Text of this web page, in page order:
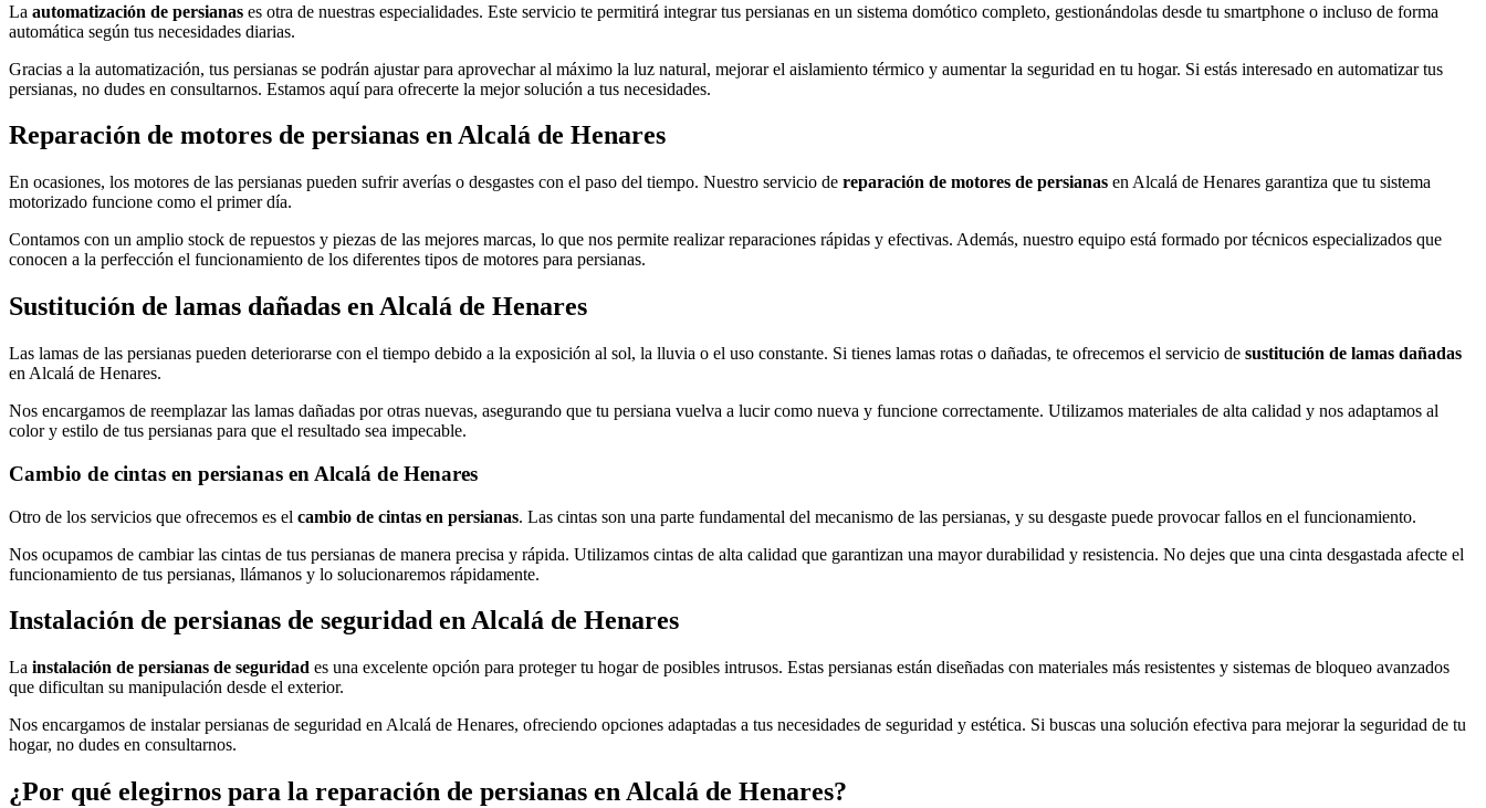
La automatización de persianas es otra de nuestras especialidades. Este servicio te permitirá integrar tus persianas en un sistema domótico completo, gestionándolas desde tu smartphone o incluso de forma
automática según tus necesidades diarias.
Gracias a la automatización, tus persianas se podrán ajustar para aprovechar al máximo la luz natural, mejorar el aislamiento térmico y aumentar la seguridad en tu hogar. Si estás interesado en automatizar tus
persianas, no dudes en consultarnos. Estamos aquí para ofrecerte la mejor solución a tus necesidades.
Reparación de motores de persianas en Alcalá de Henares
En ocasiones, los motores de las persianas pueden sufrir averías o desgastes con el paso del tiempo. Nuestro servicio de reparación de motores de persianas en Alcalá de Henares garantiza que tu sistema
motorizado funcione como el primer día.
Contamos con un amplio stock de repuestos y piezas de las mejores marcas, lo que nos permite realizar reparaciones rápidas y efectivas. Además, nuestro equipo está formado por técnicos especializados que
conocen a la perfección el funcionamiento de los diferentes tipos de motores para persianas.
Sustitución de lamas dañadas en Alcalá de Henares
Las lamas de las persianas pueden deteriorarse con el tiempo debido a la exposición al sol, la lluvia o el uso constante. Si tienes lamas rotas o dañadas, te ofrecemos el servicio de sustitución de lamas dañadas
en Alcalá de Henares.
Nos encargamos de reemplazar las lamas dañadas por otras nuevas, asegurando que tu persiana vuelva a lucir como nueva y funcione correctamente. Utilizamos materiales de alta calidad y nos adaptamos al
color y estilo de tus persianas para que el resultado sea impecable.
Cambio de cintas en persianas en Alcalá de Henares
Otro de los servicios que ofrecemos es el cambio de cintas en persianas. Las cintas son una parte fundamental del mecanismo de las persianas, y su desgaste puede provocar fallos en el funcionamiento.
Nos ocupamos de cambiar las cintas de tus persianas de manera precisa y rápida. Utilizamos cintas de alta calidad que garantizan una mayor durabilidad y resistencia. No dejes que una cinta desgastada afecte el
funcionamiento de tus persianas, llámanos y lo solucionaremos rápidamente.
Instalación de persianas de seguridad en Alcalá de Henares
La instalación de persianas de seguridad es una excelente opción para proteger tu hogar de posibles intrusos. Estas persianas están diseñadas con materiales más resistentes y sistemas de bloqueo avanzados
que dificultan su manipulación desde el exterior.
Nos encargamos de instalar persianas de seguridad en Alcalá de Henares, ofreciendo opciones adaptadas a tus necesidades de seguridad y estética. Si buscas una solución efectiva para mejorar la seguridad de tu
hogar, no dudes en consultarnos.
¿Por qué elegirnos para la reparación de persianas en Alcalá de Henares?